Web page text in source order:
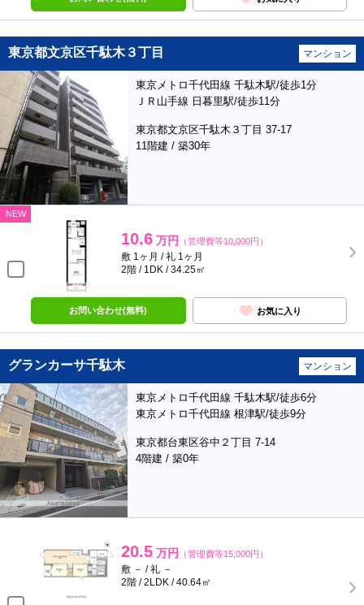
東京都文京区千駄木３丁目 マンション
東京メトロ千代田線 千駄木駅/徒歩1分
ＪＲ山手線 日暮里駅/徒歩11分
東京都文京区千駄木３丁目 37-17
11階建 / 築30年
NEW
10.6 万円 （管理費等10,000円）
敷 1ヶ月 / 礼 1ヶ月
2階 / 1DK / 34.25㎡
お問い合わせ(無料) お気に入り
グランカーサ千駄木 マンション
東京メトロ千代田線 千駄木駅/徒歩6分
東京メトロ千代田線 根津駅/徒歩9分
東京都台東区谷中２丁目 7-14
4階建 / 築0年
20.5 万円 （管理費等15,000円）
敷 － / 礼 －
2階 / 2LDK / 40.64㎡